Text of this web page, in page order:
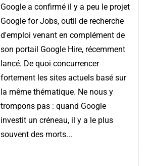
Google a confirmé il y a peu le projet
Google for Jobs, outil de recherche
d'emploi venant en complément de
son portail Google Hire, récemment
lancé. De quoi concurrencer
fortement les sites actuels basé sur
la même thématique. Ne nous y
trompons pas : quand Google
investit un créneau, il y a le plus
souvent des morts...